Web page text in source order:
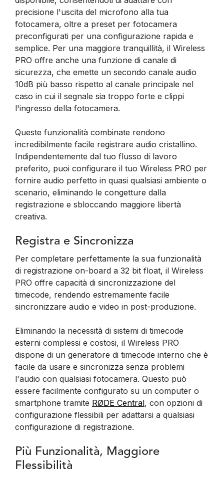
precisione l'uscita del microfono alla tua
fotocamera, oltre a preset per fotocamera
preconfigurati per una configurazione rapida e
semplice. Per una maggiore tranquillità, il Wireless
PRO offre anche una funzione di canale di
sicurezza, che emette un secondo canale audio
10dB più basso rispetto al canale principale nel
caso in cui il segnale sia troppo forte e clippi
l'ingresso della fotocamera.
Queste funzionalità combinate rendono
incredibilmente facile registrare audio cristallino.
Indipendentemente dal tuo flusso di lavoro
preferito, puoi configurare il tuo Wireless PRO per
fornire audio perfetto in quasi qualsiasi ambiente o
scenario, eliminando le congetture dalla
registrazione e sbloccando maggiore libertà
creativa.
Registra e Sincronizza
Per completare perfettamente la sua funzionalità
di registrazione on-board a 32 bit float, il Wireless
PRO offre capacità di sincronizzazione del
timecode, rendendo estremamente facile
sincronizzare audio e video in post-produzione.
Eliminando la necessità di sistemi di timecode
esterni complessi e costosi, il Wireless PRO
dispone di un generatore di timecode interno che è
facile da usare e sincronizza senza problemi
l'audio con qualsiasi fotocamera. Questo può
essere facilmente configurato su un computer o
smartphone tramite RØDE Central, con opzioni di
configurazione flessibili per adattarsi a qualsiasi
configurazione di registrazione.
Più Funzionalità, Maggiore
Flessibilità